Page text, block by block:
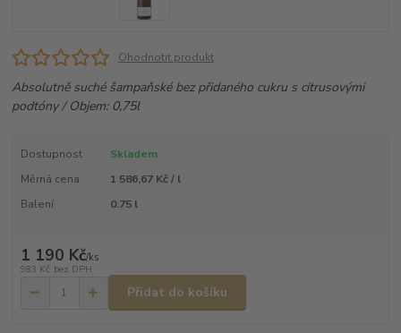
Ohodnotit produkt
Absolutně suché šampaňské bez přidaného cukru s citrusovými
podtóny / Objem: 0,75l
Dostupnost
Skladem
Měrná cena
1 586,67 Kč / l
Balení
0.75 l
1 190 Kč/ks
983 Kč bez DPH
Přidat do košíku